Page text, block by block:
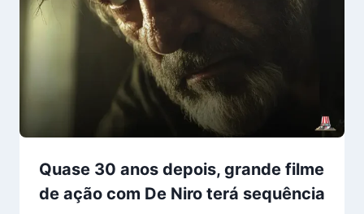
Quase 30 anos depois, grande filme
de ação com De Niro terá sequência